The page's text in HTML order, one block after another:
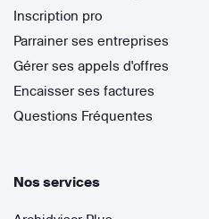
Inscription pro
Parrainer ses entreprises
Gérer ses appels d'offres
Encaisser ses factures
Questions Fréquentes
Nos services